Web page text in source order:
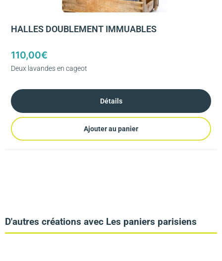
HALLES DOUBLEMENT IMMUABLES
110,00€
Deux lavandes en cageot
Détails
Ajouter au panier
D'autres créations avec Les paniers parisiens